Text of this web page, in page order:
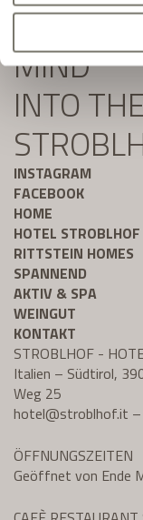
SLIP
MIND
INTO
INSTAGRAM
FACEBOOK
HOME
HOTEL STROBLHOF
RITTSTEIN HOMES
SPANNEND
AKTIV & SPA
WEINGUT
KONTAKT
STROBLHOF -
Italien – Südtirol,
Weg 25
hotel@stroblhof.it –
ÖFFNUNGSZEITEN
Geöffnet von Ende